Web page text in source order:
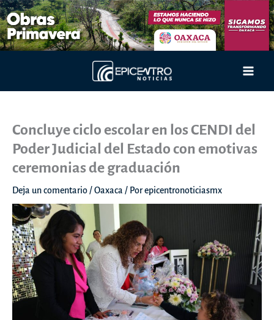
Ir
al
contenido
Concluye ciclo escolar en los CENDI del
Poder Judicial del Estado con emotivas
ceremonias de graduación
Deja un comentario/Oaxaca / Porepicentronoticiasmx